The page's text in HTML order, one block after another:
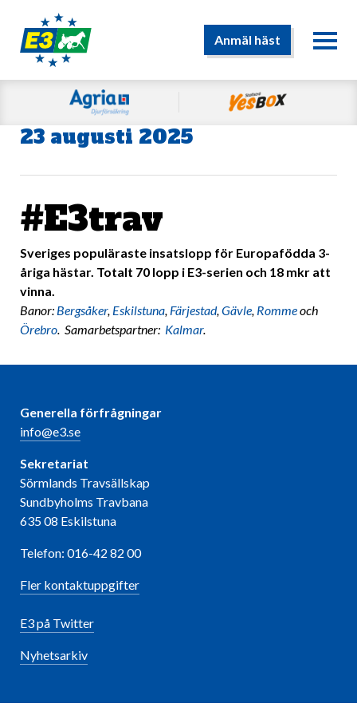
Anmäl häst
23 augusti 2025
#E3trav
Sveriges populäraste insatslopp för Europafödda 3-
åriga hästar. Totalt 70 lopp i E3-serien och 18 mkr att
vinna.
Banor: Bergsåker, Eskilstuna, Färjestad,Gävle, Rommeoch
Örebro. Samarbetspartner: Kalmar.
Generella förfrågningar
info@e3.se
Sekretariat
Sörmlands Travsällskap
Sundbyholms Travbana
635 08 Eskilstuna
Telefon: 016-42 82 00
Fler kontaktuppgifter
E3 på Twitter
Nyhetsarkiv